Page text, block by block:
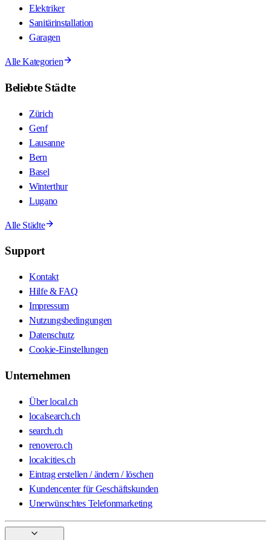
Elektriker
Sanitärinstallation
Garagen
Alle Kategorien
Beliebte Städte
Zürich
Genf
Lausanne
Bern
Basel
Winterthur
Lugano
Alle Städte
Support
Kontakt
Hilfe & FAQ
Impressum
Nutzungsbedingungen
Datenschutz
Cookie-Einstellungen
Unternehmen
Über local.ch
localsearch.ch
search.ch
renovero.ch
localcities.ch
Eintrag erstellen / ändern / löschen
Kundencenter für Geschäftskunden
Unerwünschtes Telefonmarketing